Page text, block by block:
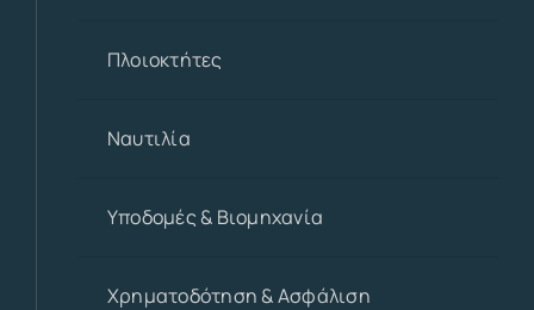
Πλοιοκτήτες
Ναυτιλία
Υποδομές & Βιομηχανία
Χρηματοδότηση & Ασφάλιση